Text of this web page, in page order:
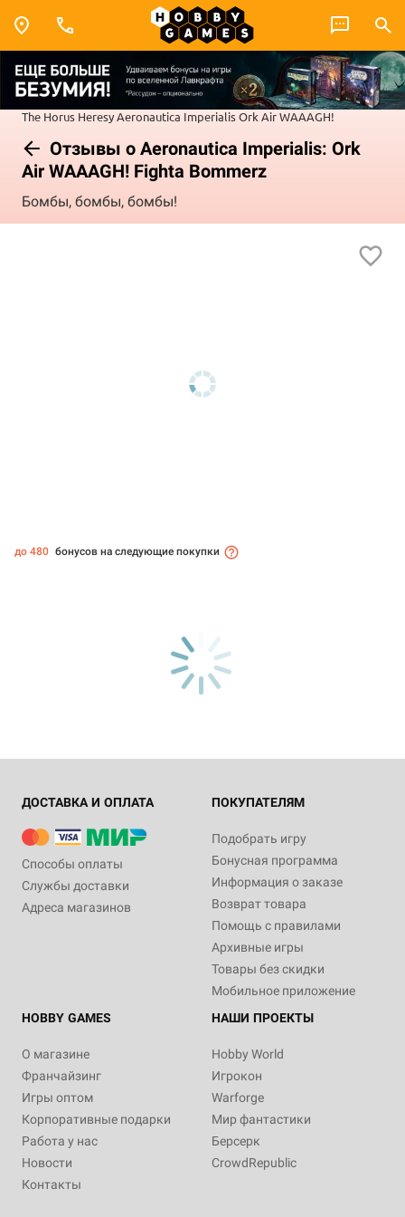
The Horus HeresyAeronautica ImperialisOrk Air WAAAGH!
Отзывы о Aeronautica Imperialis: Ork
Air WAAAGH! Fighta Bommerz
Бомбы, бомбы, бомбы!
до 480 бонусов на следующие покупки
ДОСТАВКА И ОПЛАТА
Способы оплаты
Службы доставки
Адреса магазинов
ПОКУПАТЕЛЯМ
Подобрать игру
Бонусная программа
Информация о заказе
Возврат товара
Помощь с правилами
Архивные игры
Товары без скидки
Мобильное приложение
HOBBY GAMES
О магазине
Франчайзинг
Игры оптом
Корпоративные подарки
Работа у нас
Новости
Контакты
НАШИ ПРОЕКТЫ
Hobby World
Игрокон
Warforge
Мир фантастики
Берсерк
CrowdRepublic